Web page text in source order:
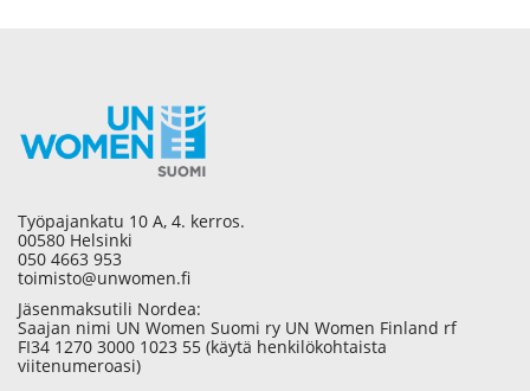
Työpajankatu 10 A, 4. kerros.
00580 Helsinki
050 4663 953
toimisto@unwomen.fi
Jäsenmaksutili Nordea:
Saajan nimi UN Women Suomi ry UN Women Finland rf
FI34 1270 3000 1023 55 (käytä henkilökohtaista
viitenumeroasi)